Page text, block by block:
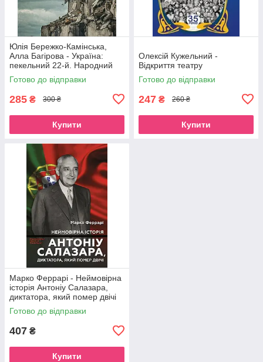
Юлія Бережко-Камінська,
Алла Багірова - Україна:
пекельний 22-й. Народний
щоденник
Готово до відправки
285 ₴ 300 ₴
Купити
Олексій Кужельний -
Відкриття театру
Готово до відправки
247 ₴ 260 ₴
Купити
Марко Феррарі - Неймовірна
історія Антоніу Салазара,
диктатора, який помер двічі
Готово до відправки
407 ₴
Купити